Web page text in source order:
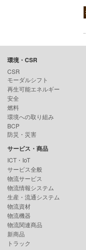
環境・CSR
CSR
モーダルシフト
再生可能エネルギー
安全
燃料
環境への取り組み
BCP
防災・災害
サービス・商品
ICT・IoT
サービス全般
物流サービス
物流情報システム
生産・流通システム
物流資材
物流機器
物流関連商品
新商品
トラック